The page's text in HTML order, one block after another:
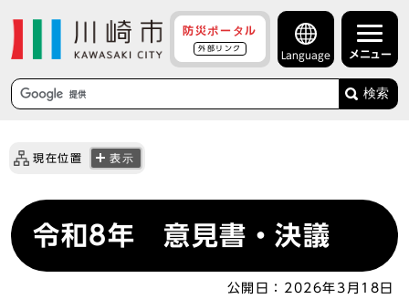
防災ポータル
外部リンク
Language メニュー
検索
現在位置 表示
令和8年 意見書・決議
公開日： 2026年3月18日